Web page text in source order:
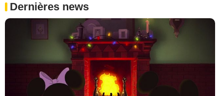
Dernières news